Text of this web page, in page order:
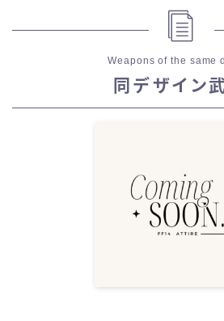
Weapons of the same
同デザイン